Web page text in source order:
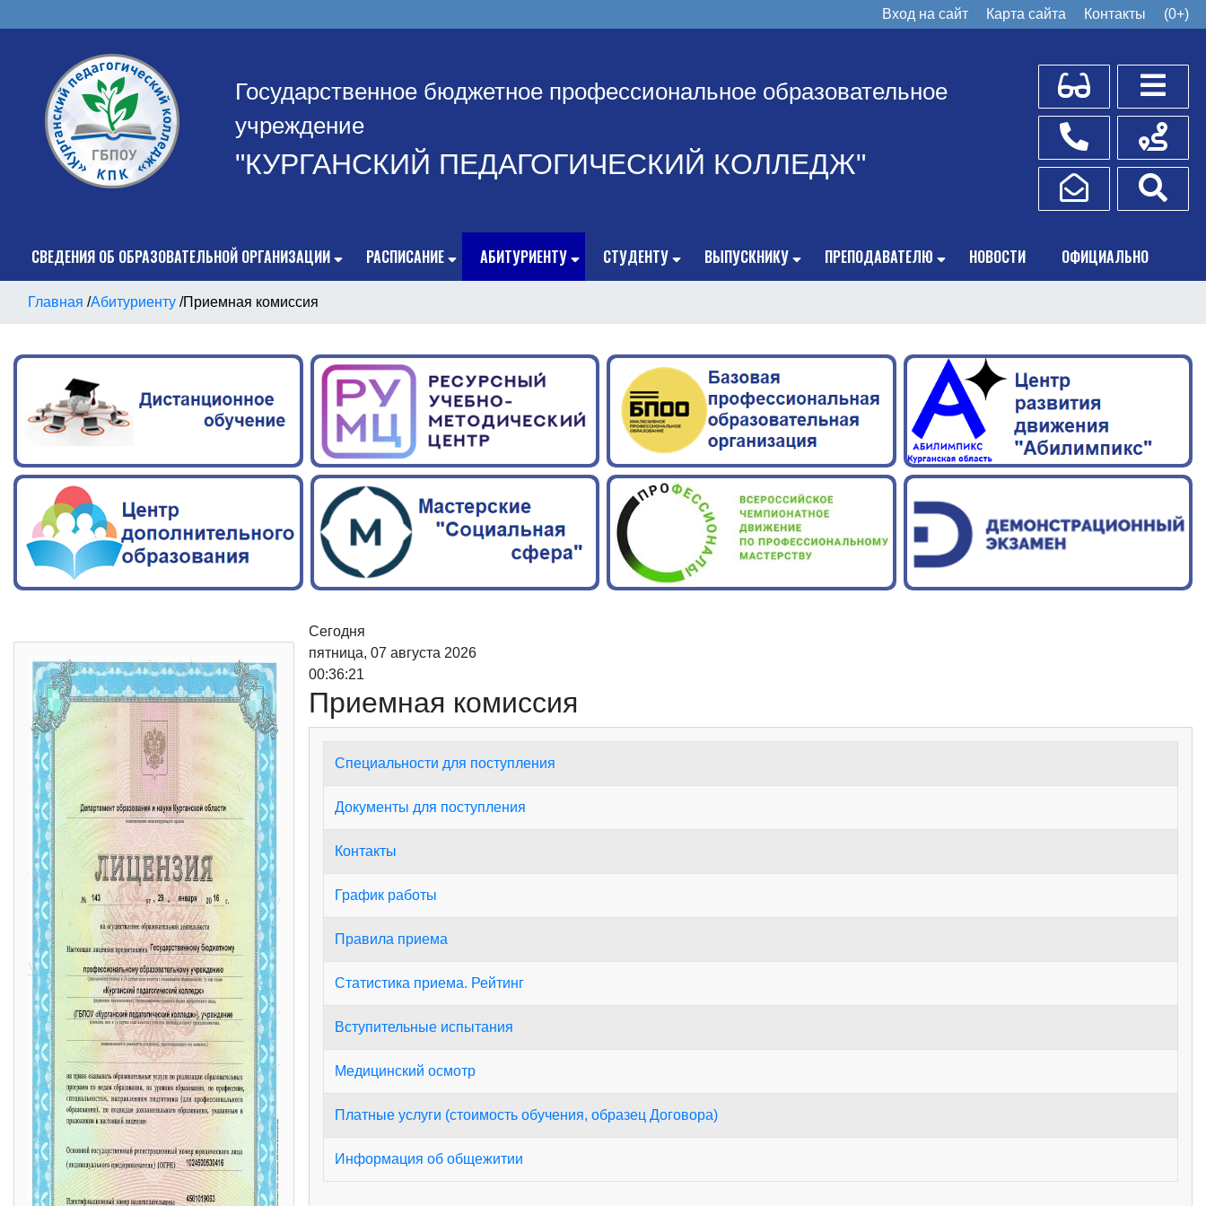
Вход на сайт Карта сайта Контакты (0+)
Государственное бюджетное профессиональное образовательное
учреждение
"КУРГАНСКИЙ ПЕДАГОГИЧЕСКИЙ КОЛЛЕДЖ"
Для слабовидящих
Телефоны
Написать обращение
Схема
СВЕДЕНИЯ ОБ ОБРАЗОВАТЕЛЬНОЙ ОРГАНИЗАЦИИ РАСПИСАНИЕ АБИТУРИЕНТУ СТУДЕНТУ ВЫПУСКНИКУ ПРЕПОДАВАТЕЛЮ НОВОСТИ ОФИЦИАЛЬНО
Главная /Абитуриенту /Приемная комиссия
Сегодня
пятница, 07 августа 2026
00:36:22
Приемная комиссия
Специальности для поступления
Документы для поступления
Контакты
График работы
Правила приема
Статистика приема. Рейтинг
Вступительные испытания
Медицинский осмотр
Платные услуги (стоимость обучения, образец Договора)
Информация об общежитии